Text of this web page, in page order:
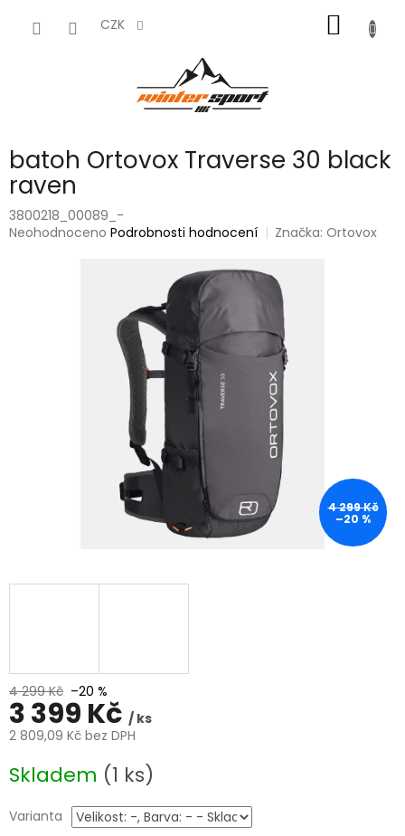
CZK
KOŠÍK
batoh Ortovox Traverse 30 black
raven
3800218_00089_-
Průměrné
Neohodnoceno Podrobnosti hodnocení Značka:Ortovox
4 299 Kč
–20 %
4 299 Kč –20 %
3 399 Kč / ks
2 809,09 Kč bez DPH
cena:
Skladem (1 ks)
Varianta